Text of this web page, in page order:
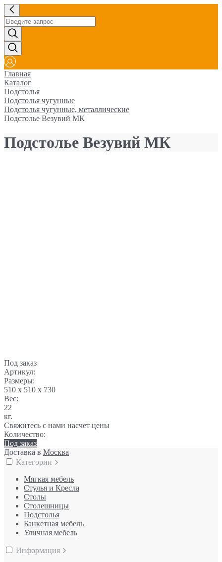
Главная
Каталог
Подстолья
Подстолья чугунные
Подстолья чугунные, металлические
Подстолье Везувий МК
Подстолье Везувий МК
Под заказ
Артикул:
Размеры:
510 x 510 x 730
Вес:
22
кг.
Свяжитесь с нами насчет цены
Количество:
Под заказ
Доставка в Москва
Категории
Мягкая мебель
Стулья и Кресла
Столы
Столешницы
Подстолья
Банкетная мебель
Уличная мебель
Информация